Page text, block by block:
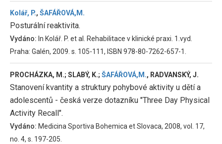
Kolář, P., ŠAFÁŘOVÁ,M.
Posturální reaktivita.
Vydáno: In Kolář. P. et al. Rehabilitace v klinické praxi. 1.vyd.
Praha: Galén, 2009. s. 105-111, ISBN 978-80-7262-657-1.
PROCHÁZKA, M.; SLABÝ, K.; ŠAFÁŘOVÁ,M., RADVANSKÝ, J.
Stanovení kvantity a struktury pohybové aktivity u dětí a
adolescentů - česká verze dotazníku "Three Day Physical
Activity Recall".
Vydáno: Medicina Sportiva Bohemica et Slovaca, 2008, vol. 17,
no. 4, s. 197-205.